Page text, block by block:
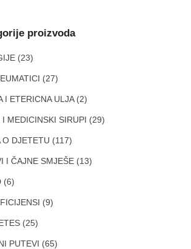
OPĆU
300g
KM
proizvoda
(23)
(27)
I ETERICNA ULJA (2)
I MEDICINSKI SIRUPI (29)
O DJETETU (117)
I ČAJNE SMJEŠE (13)
(6)
(9)
(25)
PUTEVI (65)